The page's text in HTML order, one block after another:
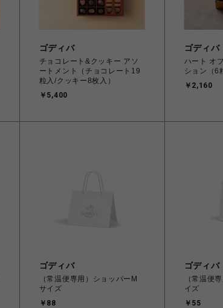
ゴディバ
チョコレート&クッキー アソ
ートメント（チョコレート19
粒入/クッキー8枚入）
￥5,400
ゴディバ
ハート オ
ション（6
￥2,160
ゴディバ
（常温便専用）ショッパーM
サイズ
￥88
ゴディバ
（常温便
イズ
￥55